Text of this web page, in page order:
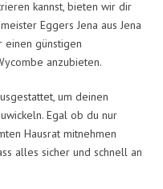
kannst, bieten wir dir
Eggers Jena aus Jena
einen günstigen
anzubieten.
um deinen
Egal ob du nur
Hausrat mitnehmen
alles sicher und schnell an